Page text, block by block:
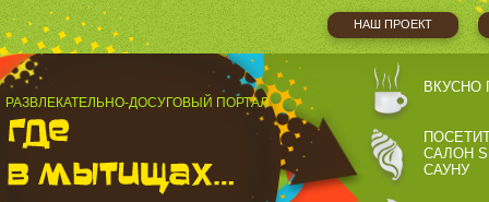
НАШ ПРОЕКТ
РАЗВЛЕКАТЕЛЬНО-ДОСУГОВЫЙ ПОРТАЛ
ВКУСНО
САЛОН
САУНУ